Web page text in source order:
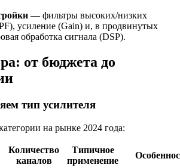
— фильтры высоких/низких
усиление (Gain) и, в продвинутых
обработка сигнала (DSP).
от бюджета до
тип усилителя
на рынке 2024 года:
Количество
каналов
Типичное
применение